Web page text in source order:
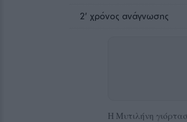
2' χρόνος ανάγνωσης
Η Μυτιλήνη